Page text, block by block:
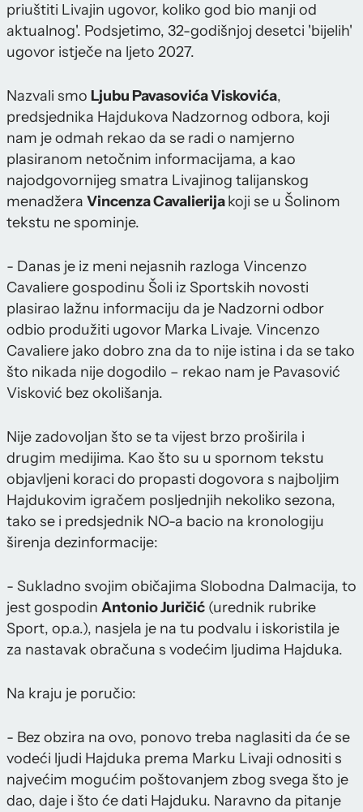
priuštiti Livajin ugovor, koliko god bio manji od
aktualnog'. Podsjetimo, 32-godišnjoj desetci 'bijelih'
ugovor istječe na ljeto 2027.
Nazvali smo Ljubu Pavasovića Viskovića,
predsjednika Hajdukova Nadzornog odbora, koji
nam je odmah rekao da se radi o namjerno
plasiranom netočnim informacijama, a kao
najodgovornijeg smatra Livajinog talijanskog
menadžera Vincenza Cavalierijakoji se u Šolinom
tekstu ne spominje.
- Danas je iz meni nejasnih razloga Vincenzo
Cavaliere gospodinu Šoli iz Sportskih novosti
plasirao lažnu informaciju da je Nadzorni odbor
odbio produžiti ugovor Marka Livaje. Vincenzo
Cavaliere jako dobro zna da to nije istina i da se tako
što nikada nije dogodilo – rekao nam je Pavasović
Visković bez okolišanja.
Nije zadovoljan što se ta vijest brzo proširila i
drugim medijima. Kao što su u spornom tekstu
objavljeni koraci do propasti dogovora s najboljim
Hajdukovim igračem posljednjih nekoliko sezona,
tako se i predsjednik NO-a bacio na kronologiju
širenja dezinformacije:
- Sukladno svojim običajima Slobodna Dalmacija, to
jest gospodin Antonio Juričić (urednik rubrike
Sport, op.a.), nasjela je na tu podvalu i iskoristila je
za nastavak obračuna s vodećim ljudima Hajduka.
Na kraju je poručio:
- Bez obzira na ovo, ponovo treba naglasiti da će se
vodeći ljudi Hajduka prema Marku Livaji odnositi s
najvećim mogućim poštovanjem zbog svega što je
dao, daje i što će dati Hajduku. Naravno da pitanje